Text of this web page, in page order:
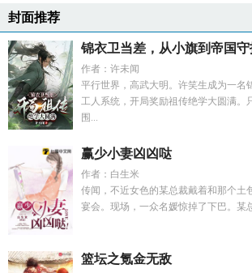
封面推荐
锦衣卫当差，从小旗到帝国
作者：许未闻
平行世界，高武大明。许笑生成为一名
工人系统，开局奖励祖传绝学大圆满。
围...
赢少小妻凶凶哒
作者：白生米
传闻，不近女色的某总裁戴着和那个土
宴会。现场，一众名媛惊掉了下巴。某
篮坛之氪金无敌